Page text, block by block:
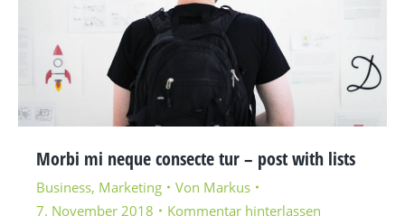
Morbi mi neque consecte tur – post with lists
Business, Marketing Von Markus
7. November 2018
Kommentar hinterlassen